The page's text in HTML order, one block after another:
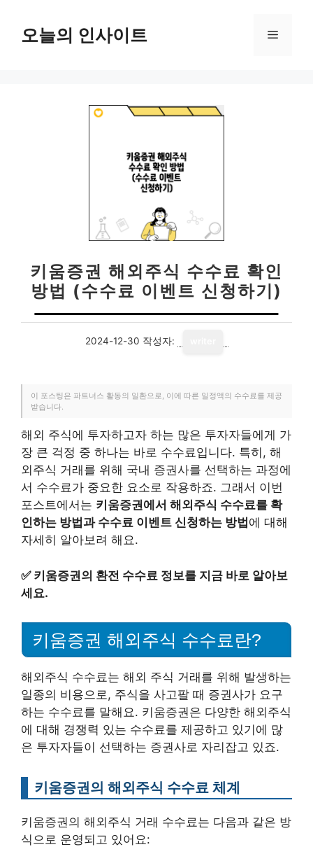
오늘의 인사이트 메
키움증권 해외주식 수수료 확인
방법 (수수료 이벤트 신청하기)
2024-12-30 작성자:
이 포스팅은 파트너스 활동의 일환으로, 이에 따른 일정액의 수수료를 제공
받습니다.
해외 주식에 투자하고자 하는 많은 투자자들에게 가
장 큰 걱정 중 하나는 바로 수수료입니다. 특히, 해
외주식 거래를 위해 국내 증권사를 선택하는 과정에
서 수수료가 중요한 요소로 작용하죠. 그래서 이번
포스트에서는 키움증권에서 해외주식 수수료를 확
인하는 방법과 수수료 이벤트 신청하는 방법 에 대해
자세히 알아보려 해요.
✅ 키움증권의 환전 수수료 정보를 지금 바로 알아보
세요.
키움증권 해외주식 수수료란?
해외주식 수수료는 해외 주식 거래를 위해 발생하는
일종의 비용으로, 주식을 사고팔 때 증권사가 요구
하는 수수료를 말해요. 키움증권은 다양한 해외주식
에 대해 경쟁력 있는 수수료를 제공하고 있기에 많
은 투자자들이 선택하는 증권사로 자리잡고 있죠.
키움증권의 해외주식 수수료 체계
키움증권의 해외주식 거래 수수료는 다음과 같은 방
식으로 운영되고 있어요: